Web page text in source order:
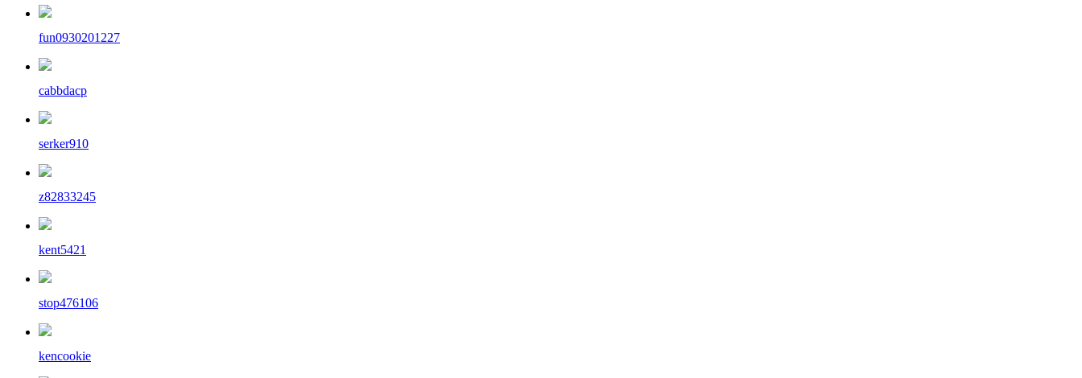
fun0930201227
cabbdacp
serker910
z82833245
kent5421
stop476106
kencookie